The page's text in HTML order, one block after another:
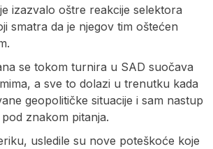
izazvalo oštre reakcije selektora
smatra da je njegov tim oštećen
se tokom turnira u SAD suočava
a sve to dolazi u trenutku kada
geopolitičke situacije i sam nastup
znakom pitanja.
usledile su nove poteškoće koje